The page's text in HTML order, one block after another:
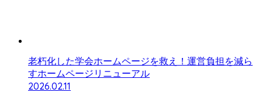
老朽化した学会ホームページを救え！運営負担を減ら
すホームページリニューアル
2026.02.11